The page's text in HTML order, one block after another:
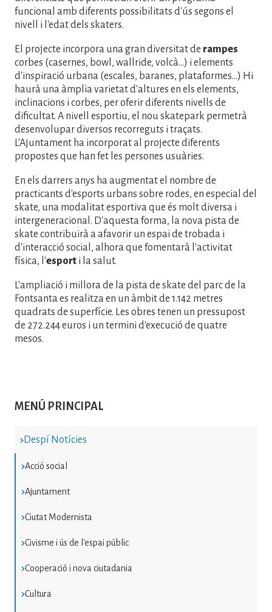
MENÚ PRINCIPAL
Despí Notícies
Acció social
Ajuntament
Ciutat Modernista
Civisme i ús de l'espai públic
Cooperació i nova ciutadania
Cultura
funcional amb diferents possibilitats d'ús segons el
nivell i l'edat dels skaters.
El projecte incorpora una gran diversitat de rampes
corbes (casernes, bowl, wallride, volcà...) i elements
d'inspiració urbana (escales, baranes, plataformes...) Hi
haurà una àmplia varietat d'altures en els elements,
inclinacions i corbes, per oferir diferents nivells de
dificultat. A nivell esportiu, el nou skatepark permetrà
desenvolupar diversos recorreguts i traçats.
L'Ajuntament ha incorporat al projecte diferents
propostes que han fet les persones usuàries.
En els darrers anys ha augmentat el nombre de
practicants d'esports urbans sobre rodes, en especial del
skate, una modalitat esportiva que és molt diversa i
intergeneracional. D'aquesta forma, la nova pista de
skate contribuirà a afavorir un espai de trobada i
d'interacció social, alhora que fomentarà l'activitat
física, l'esport i la salut.
L'ampliació i millora de la pista de skate del parc de la
Fontsanta es realitza en un àmbit de 1.142 metres
quadrats de superfície. Les obres tenen un pressupost
de 272.244 euros i un termini d'execució de quatre
mesos.